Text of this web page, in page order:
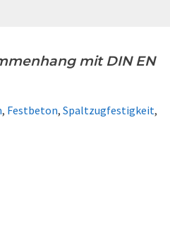
mit DIN EN
, Festbeton, Spaltzugfestigkeit,